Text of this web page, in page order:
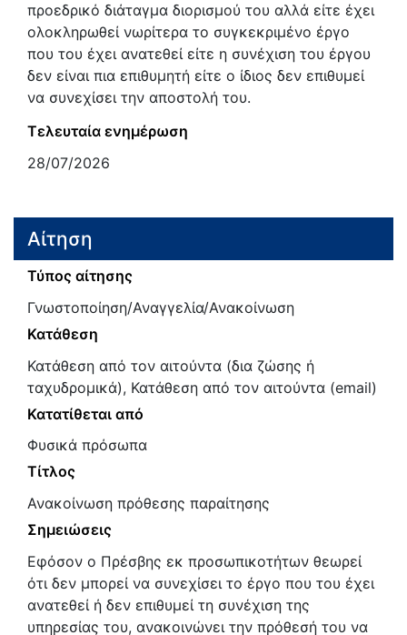
προεδρικό διάταγμα διορισμού του αλλά είτε έχει
ολοκληρωθεί νωρίτερα το συγκεκριμένο έργο
που του έχει ανατεθεί είτε η συνέχιση του έργου
δεν είναι πια επιθυμητή είτε ο ίδιος δεν επιθυμεί
να συνεχίσει την αποστολή του.
Τελευταία ενημέρωση
28/07/2026
Αίτηση
Τύπος αίτησης
Γνωστοποίηση/Αναγγελία/Ανακοίνωση
Κατάθεση
Κατάθεση από τον αιτούντα (δια ζώσης ή
ταχυδρομικά), Κατάθεση από τον αιτούντα (email)
Κατατίθεται από
Φυσικά πρόσωπα
Τίτλος
Ανακοίνωση πρόθεσης παραίτησης
Σημειώσεις
Εφόσον ο Πρέσβης εκ προσωπικοτήτων θεωρεί
ότι δεν μπορεί να συνεχίσει το έργο που του έχει
ανατεθεί ή δεν επιθυμεί τη συνέχιση της
υπηρεσίας του, ανακοινώνει την πρόθεσή του να